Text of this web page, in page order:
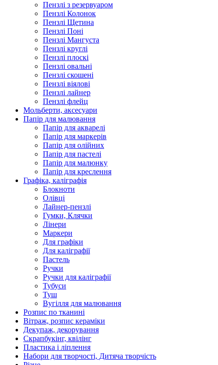
Пензлі з резервуаром
Пензлі Колонок
Пензлі Щетина
Пензлі Поні
Пензлі Мангуста
Пензлі круглі
Пензлі плоскі
Пензлі овальні
Пензлі скошені
Пензлі віялові
Пензлі лайнер
Пензлі флейц
Мольберти, аксесуари
Папір для малювання
Папір для акварелі
Папір для маркерів
Папір для олійних
Папір для пастелі
Папір для малюнку
Папір для креслення
Графіка, каліграфія
Блокноти
Олівці
Лайнер-пензлі
Гумки, Клячки
Лінери
Маркери
Для графіки
Для каліграфії
Пастель
Ручки
Ручки для каліграфії
Тубуси
Туш
Вугілля для малювання
Розпис по тканині
Вітраж, розпис кераміки
Декупаж, декорування
Скрапбукінг, квілінг
Пластика і ліплення
Набори для творчості, Дитяча творчість